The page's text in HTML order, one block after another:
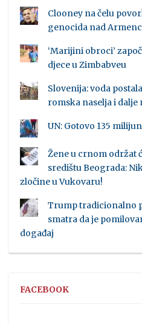
Clooney na čelu
genocida nad
‘Marijini obroci’
djece u Zimbabveu
Slovenija: voda
romska naselja i dalje
UN: Gotovo 135
Žene u crnom održat
središtu Beograda:
zločine u Vukovaru!
Trump tradicionalno
smatra da je
događaj
FACEBOOK